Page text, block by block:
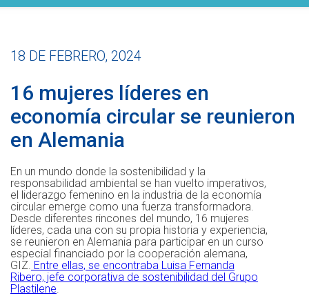
18 DE FEBRERO, 2024
16 mujeres líderes en
economía circular se reunieron
en Alemania
En un mundo donde la sostenibilidad y la
responsabilidad ambiental se han vuelto imperativos,
el liderazgo femenino en la industria de la economía
circular emerge como una fuerza transformadora.
Desde diferentes rincones del mundo, 16 mujeres
líderes, cada una con su propia historia y experiencia,
se reunieron en Alemania para participar en un curso
especial financiado por la cooperación alemana,
GIZ. Entre ellas, se encontraba Luisa Fernanda
Ribero, jefe corporativa de sostenibilidad del Grupo
Plastilene.